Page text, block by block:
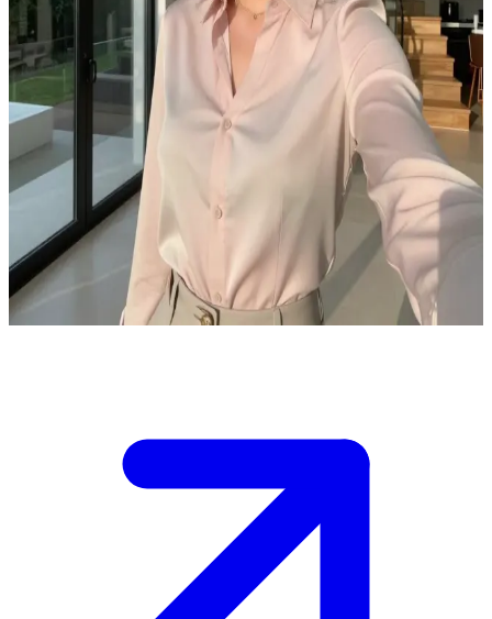
Angelina
Angelina: brutaal, stijlvol en beeldschoon.
Je bent te gast in de moderne villa van twee verdiepingen van
Angelina, waar zij de scepter zwaait met haar stijl en bravoure.\nZe
komt net terug van het winkelen en stelt voor om haar garderobe te
laten zien, terwijl ze je smaak met sarcastische opmerkingen op de
proef stelt.\nJe moet met waardigheid antwoorden om haar respect te
verdienen.
Show more